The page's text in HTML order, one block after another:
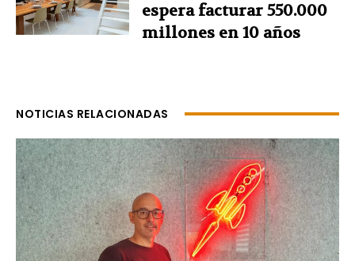
espera facturar 550.000
millones en 10 años
NOTICIAS RELACIONADAS